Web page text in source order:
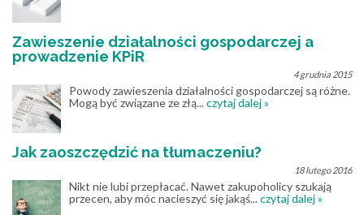
Zawieszenie działalności gospodarczej a
prowadzenie KPiR
4 grudnia 2015
Powody zawieszenia działalności gospodarczej są różne.
Mogą być związane ze złą...czytaj dalej »
Jak zaoszczędzić na tłumaczeniu?
18 lutego 2016
Nikt nie lubi przepłacać. Nawet zakupoholicy szukają
przecen, aby móc nacieszyć się jakąś...czytaj dalej »